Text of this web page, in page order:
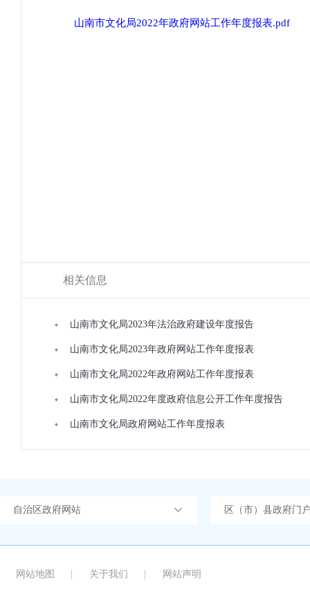
山南市文化局2022年政府网站工作年度报表.pdf
相关信息
山南市文化局2023年法治政府建设年度报告
山南市文化局2023年政府网站工作年度报表
山南市文化局2022年政府网站工作年度报表
山南市文化局2022年度政府信息公开工作年度报告
山南市文化局政府网站工作年度报表
自治区政府网站 区（市）县政府门
网站地图 关于我们 网站声明